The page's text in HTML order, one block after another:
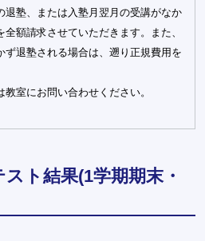
塾、または入塾月翌月の受講がなか
額請求させていただきます。また、
ず退塾される場合は、遡り正規費用を
室にお問い合わせください。
ト結果(1学期期末・